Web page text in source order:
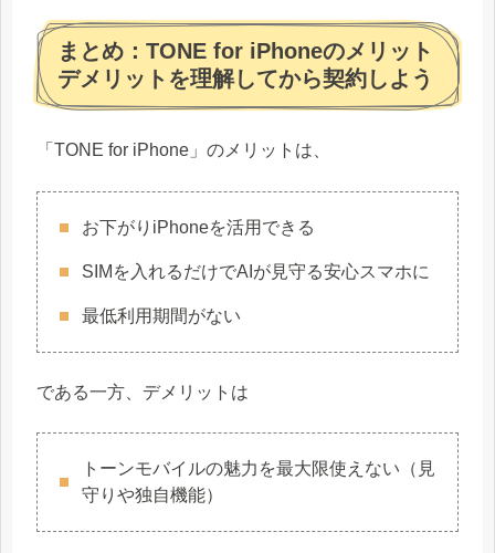
まとめ：TONE for iPhoneのメリット
デメリットを理解してから契約しよう
「TONE for iPhone」のメリットは、
お下がりiPhoneを活用できる
SIMを入れるだけでAIが見守る安心スマホに
最低利用期間がない
である一方、デメリットは
トーンモバイルの魅力を最大限使えない（見
守りや独自機能）